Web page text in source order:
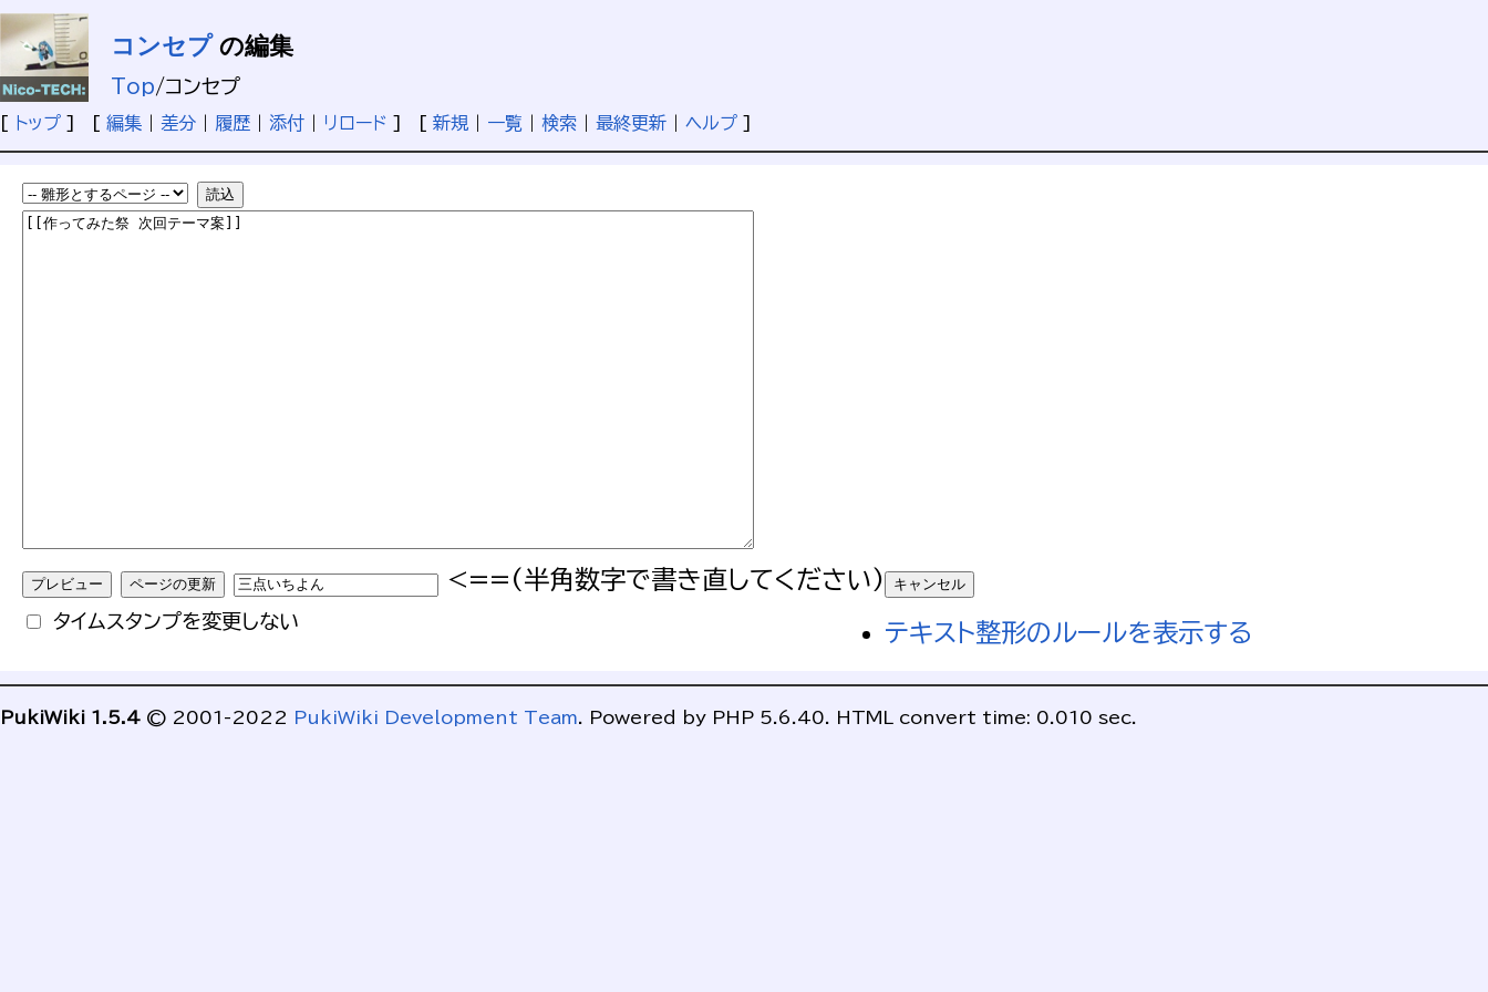
コンセプの編集
Top/コンセプ
[ トップ ] [ 編集 差分 履歴 添付 リロード ] [ 新規 一覧 検索 最終更新 ヘルプ ]
<==(半角数字で書き直してください)
タイムスタンプを変更しない テキスト整形のルールを表示する
PukiWiki 1.5.4 © 2001-2022 PukiWiki Development Team. Powered by PHP 5.6.40. HTML convert time: 0.010 sec.